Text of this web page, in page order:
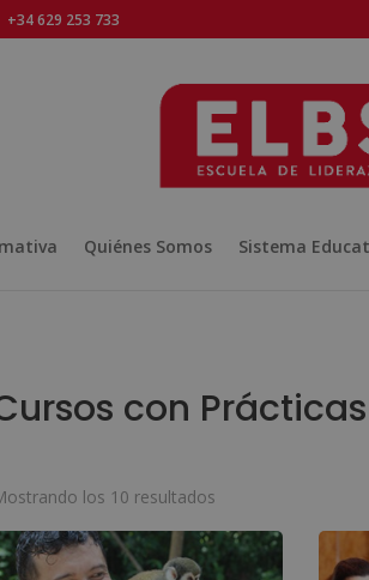
+34 629 253 733
Quiénes Somos Sistema
con
los 10 resultadosOrdenado
por
popularidad